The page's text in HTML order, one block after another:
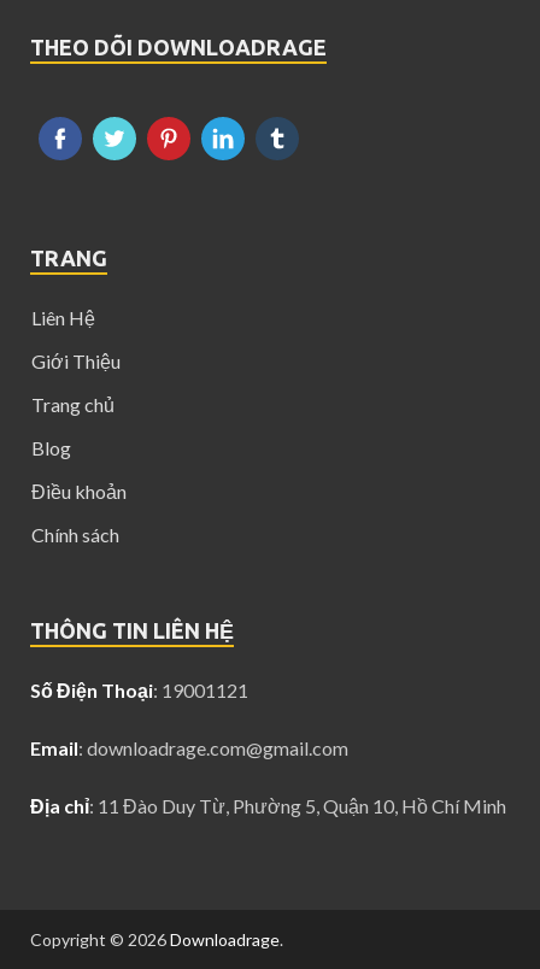
THEO DÕI DOWNLOADRAGE
TRANG
Liên Hệ
Giới Thiệu
Trang chủ
Blog
Điều khoản
Chính sách
THÔNG TIN LIÊN HỆ
Số Điện Thoại: 19001121
Email: downloadrage.com@gmail.com
Địa chỉ: 11 Đào Duy Từ, Phường 5, Quận 10, Hồ Chí Minh
Copyright © 2026Downloadrage.